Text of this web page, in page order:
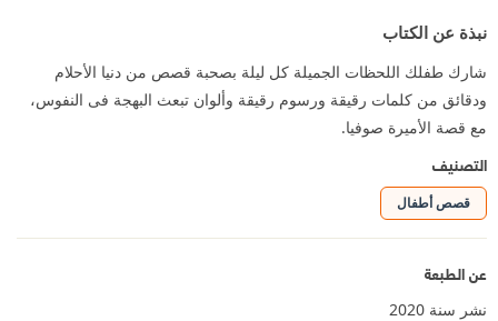
نبذة عن الكتاب
شارك طفلك اللحظات الجميلة كل ليلة بصحبة قصص من دنيا الأحلام
ودقائق من كلمات رقيقة ورسوم رقيقة وألوان تبعث البهجة فى النفوس،
مع قصة الأميرة صوفيا.
التصنيف
قصص أطفال
عن الطبعة
نشر سنة 2020